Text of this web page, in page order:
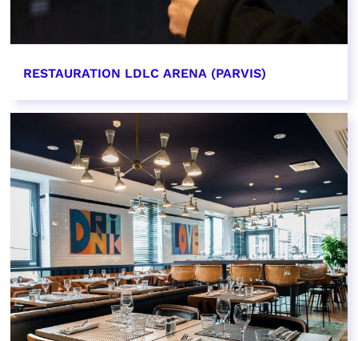
RESTAURATION LDLC ARENA (PARVIS)
EN SAVOIR PLUS